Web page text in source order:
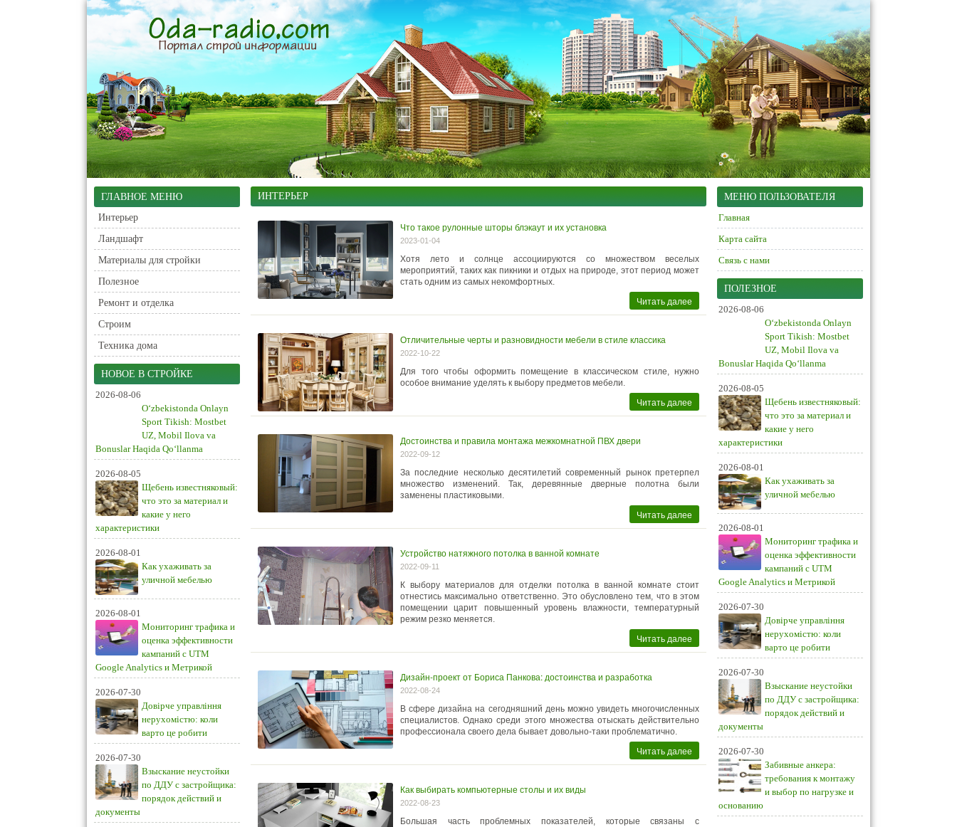
ГЛАВНОЕ МЕНЮ
Интерьер
Ландшафт
Материалы для стройки
Полезное
Ремонт и отделка
Строим
Техника дома
НОВОЕ В СТРОЙКЕ
2026-08-06
O‘zbekistonda Onlayn
Sport Tikish: Mostbet
UZ, Mobil Ilova va
Bonuslar Haqida Qo‘llanma
2026-08-05
Щебень известняковый:
что это за материал и
какие у него
характеристики
2026-08-01
Как ухаживать за
уличной мебелью
2026-08-01
Мониторинг трафика и
оценка эффективности
кампаний с UTM
Google Analytics и Метрикой
2026-07-30
Довірче управління
нерухомістю: коли
варто це робити
2026-07-30
Взыскание неустойки
по ДДУ с застройщика:
порядок действий и
документы
ИНТЕРЬЕР
Что такое рулонные шторы блэкаут и их установка
2023-01-04
Хотя лето и солнце ассоциируются со множеством веселых
мероприятий, таких как пикники и отдых на природе, этот период может
стать одним из самых некомфортных.
Читать далее
Отличительные черты и разновидности мебели в стиле классика
2022-10-22
Для того чтобы оформить помещение в классическом стиле, нужно
особое внимание уделять к выбору предметов мебели.
Читать далее
Достоинства и правила монтажа межкомнатной ПВХ двери
2022-09-12
За последние несколько десятилетий современный рынок претерпел
множество изменений. Так, деревянные дверные полотна были
заменены пластиковыми.
Читать далее
Устройство натяжного потолка в ванной комнате
2022-09-11
К выбору материалов для отделки потолка в ванной комнате стоит
отнестись максимально ответственно. Это обусловлено тем, что в этом
помещении царит повышенный уровень влажности, температурный
режим резко меняется.
Читать далее
Дизайн-проект от Бориса Панкова: достоинства и разработка
2022-08-24
В сфере дизайна на сегодняшний день можно увидеть многочисленных
специалистов. Однако среди этого множества отыскать действительно
профессионала своего дела бывает довольно-таки проблематично.
Читать далее
Как выбирать компьютерные столы и их виды
2022-08-23
Большая часть проблемных показателей, которые связаны с
МЕНЮ ПОЛЬЗОВАТЕЛЯ
Главная
Карта сайта
Связь с нами
ПОЛЕЗНОЕ
2026-08-06
O‘zbekistonda Onlayn
Sport Tikish: Mostbet
UZ, Mobil Ilova va
Bonuslar Haqida Qo‘llanma
2026-08-05
Щебень известняковый:
что это за материал и
какие у него
характеристики
2026-08-01
Как ухаживать за
уличной мебелью
2026-08-01
Мониторинг трафика и
оценка эффективности
кампаний с UTM
Google Analytics и Метрикой
2026-07-30
Довірче управління
нерухомістю: коли
варто це робити
2026-07-30
Взыскание неустойки
по ДДУ с застройщика:
порядок действий и
документы
2026-07-30
Забивные анкера:
требования к монтажу
и выбор по нагрузке и
основанию